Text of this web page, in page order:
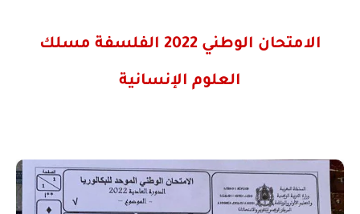
الامتحان الوطني 2022 الفلسفة مسلك
العلوم الإنسانية